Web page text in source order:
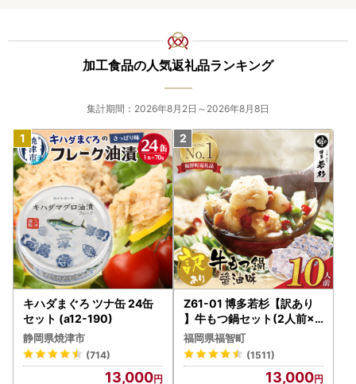
加工食品の人気返礼品ランキング
集計期間：2026年8月2日～2026年8月8日
キハダまぐろ ツナ缶 24缶
セット (a12-190)
静岡県焼津市
(714)
13,000
Z61-01 博多若杉【訳あり
】牛もつ鍋セット(2人前×5
) 10人前 もつ鍋
福岡県福智町
(1511)
13,000